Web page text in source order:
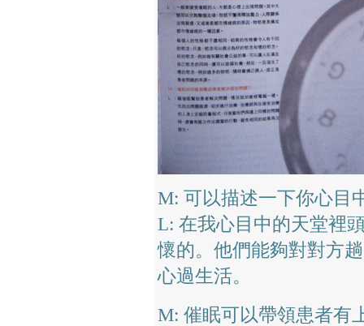
M: 可以描述一下你心目
L: 在我心目中的天堂裡
懷的。他們能夠對對方
心過生活。
M: 催眠可以帶領患者有